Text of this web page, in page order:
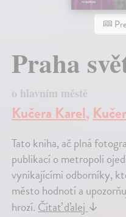
Praha
o hlavním městě
Kučera Karel,
Tato kniha, ač plná
publikací o metropoli
vynikajícími odborníky,
město hodnotí a
hrozí.Čítať ďalej↓